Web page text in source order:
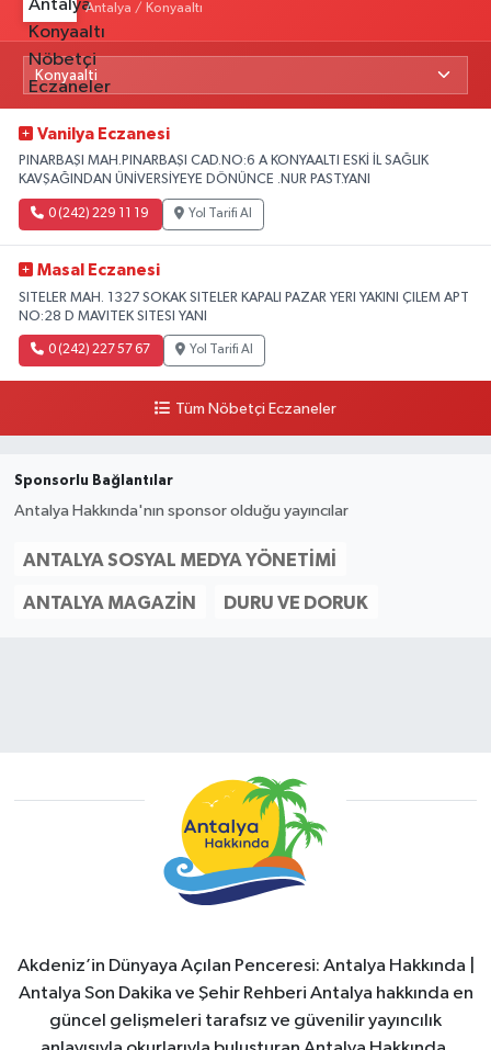
Antalya / Konyaaltı
Vanilya Eczanesi
PINARBAŞI MAH.PINARBAŞI CAD.NO:6 A KONYAALTI ESKİ İL SAĞLIK
KAVŞAĞINDAN ÜNİVERSİYEYE DÖNÜNCE .NUR PAST.YANI
0 (242) 229 11 19 Yol Tarifi Al
Masal Eczanesi
SITELER MAH. 1327 SOKAK SITELER KAPALI PAZAR YERI YAKINI ÇILEM APT
NO:28 D MAVITEK SITESI YANI
0 (242) 227 57 67 Yol Tarifi Al
Tüm Nöbetçi Eczaneler
Sponsorlu Bağlantılar
Antalya Hakkında'nın sponsor olduğu yayıncılar
ANTALYA SOSYAL MEDYA YÖNETIMI
ANTALYA MAGAZIN DURU VE DORUK
Akdeniz’in Dünyaya Açılan Penceresi: Antalya Hakkında |
Antalya Son Dakika ve Şehir Rehberi Antalya hakkında en
güncel gelişmeleri tarafsız ve güvenilir yayıncılık